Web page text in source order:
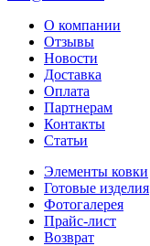
О компании
Отзывы
Новости
Доставка
Оплата
Партнерам
Контакты
Статьи
Элементы ковки
Готовые изделия
Фотогалерея
Прайс-лист
Возврат